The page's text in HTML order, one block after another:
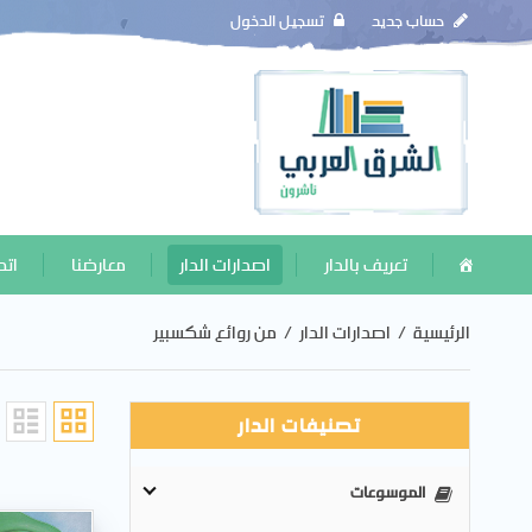
تسجيل الدخول حساب جديد
تعريف بالدار اصدارات الدار معارضنا
الرئيسية / اصدارات الدار / من روائع شكسبير
تصنيفات الدار
الموسوعات